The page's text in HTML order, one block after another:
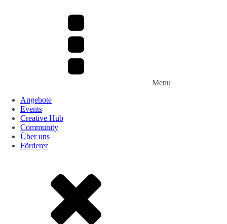
Menu
Angebote
Events
Creative Hub
Community
Über uns
Förderer